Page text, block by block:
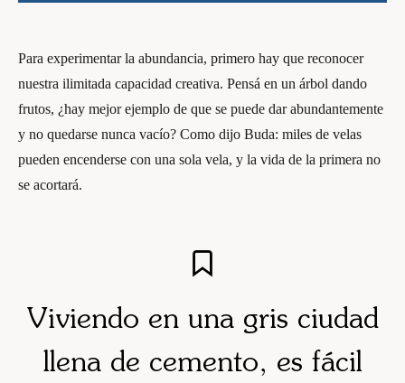
Para experimentar la abundancia, primero hay que reconocer
nuestra ilimitada capacidad creativa. Pensá en un árbol dando
frutos, ¿hay mejor ejemplo de que se puede dar abundantemente
y no quedarse nunca vacío? Como dijo Buda: miles de velas
pueden encenderse con una sola vela, y la vida de la primera no
se acortará.
Viviendo en una gris ciudad
llena de cemento, es fácil